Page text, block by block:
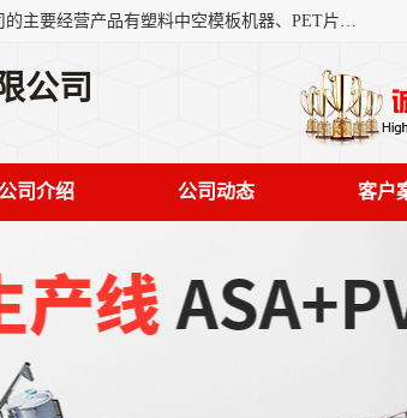
艾斯曼(张家港)技术工程设备有限公司是一家以新型建材生产设备生产制造，公司的主要经营产品有塑料中空模板机器、PET片材设备、可降解餐盒设备、树脂瓦设备、管材生产线、琉璃瓦设备等，艾斯曼机械在国内及国外享有较高盛誉拥有众多长期合作的老客户。
公司
司介绍 公司动态 客户